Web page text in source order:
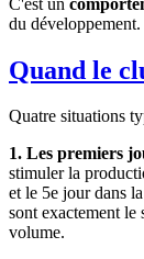
du développement.
Quand le
Quatre situations
1. Les premiers
stimuler la
et le 5e jour dans
sont exactement
volume.